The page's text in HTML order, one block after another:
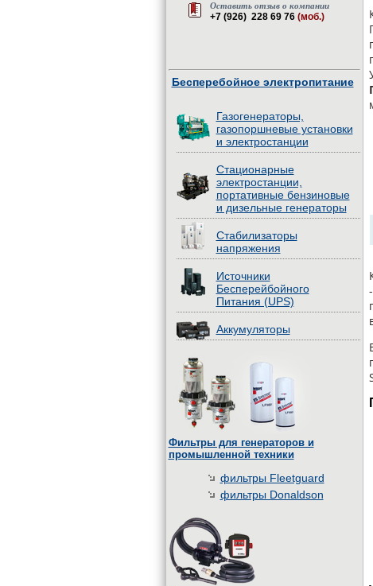
Оставить отзыв о компании
+7 (926) 228 69 76 (моб.)
Бесперебойное электропитание
Газогенераторы,
газопоршневые установки
и электростанции
Стационарные
электростанции,
портативные бензиновые
и дизельные генераторы
Стабилизаторы
напряжения
Источники
Бесперейбойного
Питания (UPS)
Аккумуляторы
Фильтры для генераторов и
промышленной техники
фильтры Fleetguard
фильтры Donaldson